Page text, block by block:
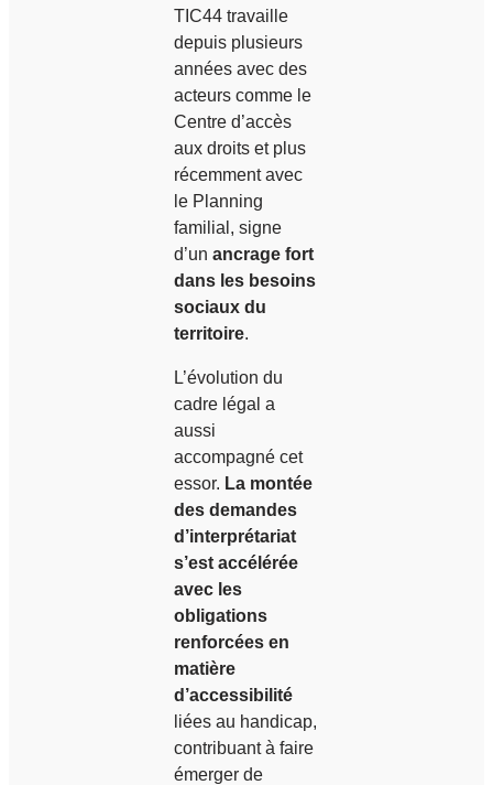
TIC44 travaille
depuis plusieurs
années avec des
acteurs comme le
Centre d’accès
aux droits et plus
récemment avec
le Planning
familial, signe
d’un ancrage fort
dans les besoins
sociaux du
territoire.
L’évolution du
cadre légal a
aussi
accompagné cet
essor. La montée
des demandes
d’interprétariat
s’est accélérée
avec les
obligations
renforcées en
matière
d’accessibilité
liées au handicap,
contribuant à faire
émerger de